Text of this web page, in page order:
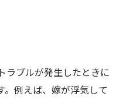
ラブルが発生したときに
。例えば、嫁が浮気して